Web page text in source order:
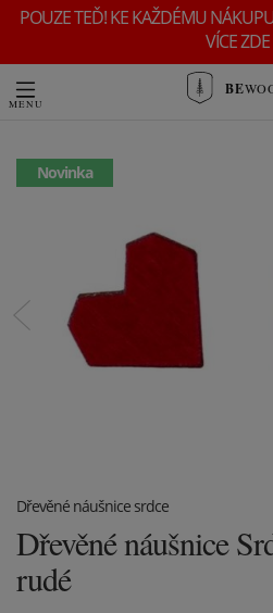
POUZE TEĎ! KE KAŽDÉMU
VÍCE
BE
Novinka
Dřevěné náušnice srdce
Dřevěné náušnice
rudé